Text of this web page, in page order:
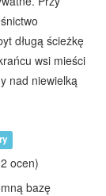
długą ścieżkę
wsi mieści
nad niewielką
ocen)
bazę